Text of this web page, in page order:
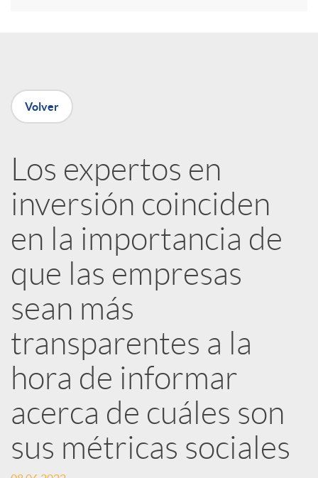
n
e
d
e
s
S
o
c
Volver
Los expertos en
inversión coinciden
en la importancia de
que las empresas
sean más
transparentes a la
hora de informar
acerca de cuáles son
sus métricas sociales